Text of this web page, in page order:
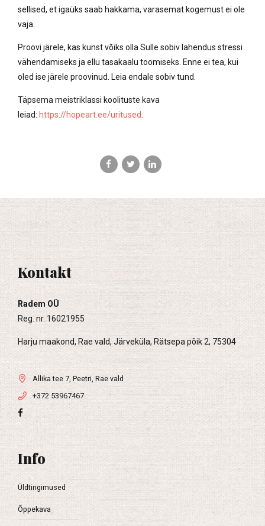
sellised, et igaüks saab hakkama, varasemat kogemust ei ole
vaja.
Proovi järele, kas kunst võiks olla Sulle sobiv lahendus stressi
vähendamiseks ja ellu tasakaalu toomiseks. Enne ei tea, kui
oled ise järele proovinud. Leia endale sobiv tund.
Täpsema meistriklassi koolituste kava
leiad: https://hopeart.ee/uritused
Kontakt
Radem OÜ
Reg. nr. 16021955
Harju maakond, Rae vald, Järveküla, Rätsepa põik 2, 75304
Allika tee 7, Peetri, Rae vald
+372 53967467
Info
Üldtingimused
Õppekava